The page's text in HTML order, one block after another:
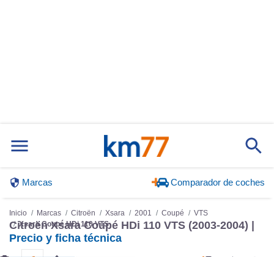
Marcas Comparador de coches
Inicio Marcas Citroën Xsara 2001 Coupé
VTS
Xsara Coupé HDi 110 VTS
Citroën Xsara Coupé HDi 110 VTS (2003-2004) |
Precio y ficha técnica